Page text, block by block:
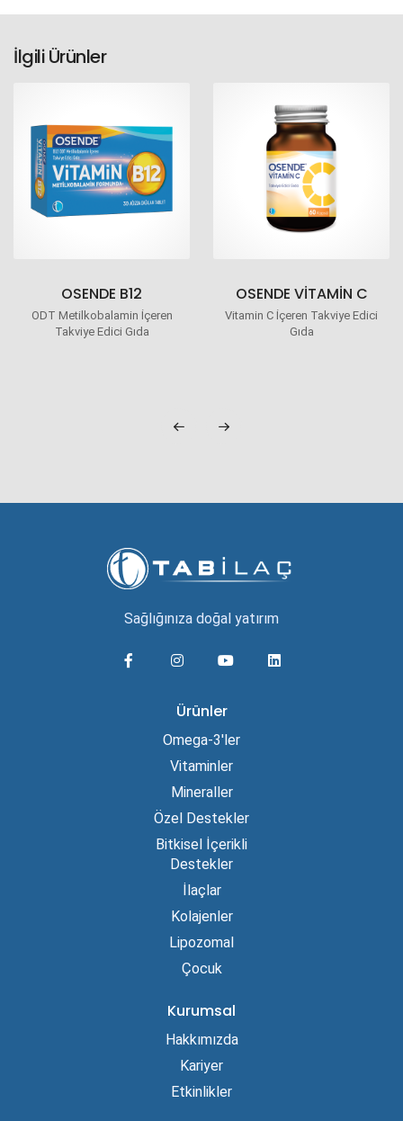
İlgili Ürünler
OSENDE B12
ODT Metilkobalamin İçeren
Takviye Edici Gıda
OSENDE VITAMIN C
Vitamin C İçeren Takviye Edici
Gıda
Sağlığınıza doğal yatırım
Ürünler
Omega-3'ler
Vitaminler
Mineraller
Özel Destekler
Bitkisel İçerikli
Destekler
İlaçlar
Kolajenler
Lipozomal
Çocuk
Kurumsal
Hakkımızda
Kariyer
Etkinlikler